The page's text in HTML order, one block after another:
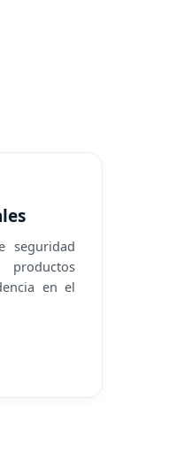
seguridad
en el